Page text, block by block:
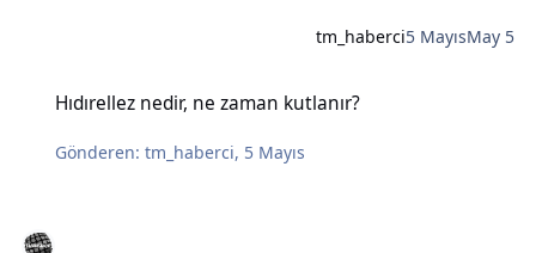
tm_haberci5 MayısMay 5
Hıdırellez nedir, ne zaman kutlanır?
Gönderen:tm_haberci, 5 Mayıs